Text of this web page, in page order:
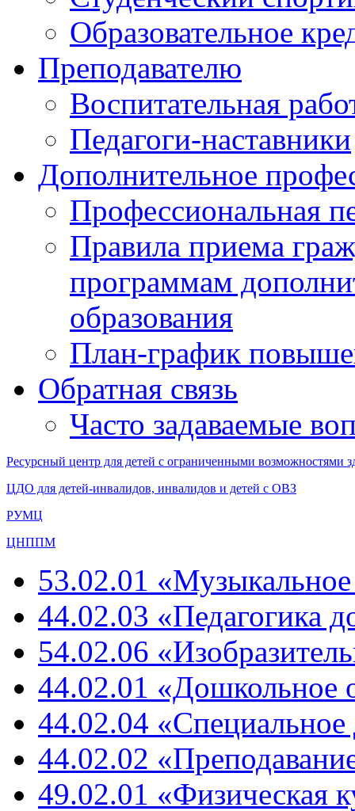
Образовательное
Преподавателю
Воспитательная
Педагоги-наставники
Дополнительное
Профессиональная
Правила приема
программам
образования
План-график
Обратная связь
Часто задаваемые
Ресурсный центр для детей с ограниченными возможностями
ЦДО для детей-инвалидов, инвалидов и детей с ОВЗ
РУМЦ
ЦНППМ
53.02.01 «Музыкальное
44.02.03 «Педагогика
54.02.06
44.02.01 «Дошкольное
44.02.04 «Специальное
44.02.02
49.02.01 «Физическая